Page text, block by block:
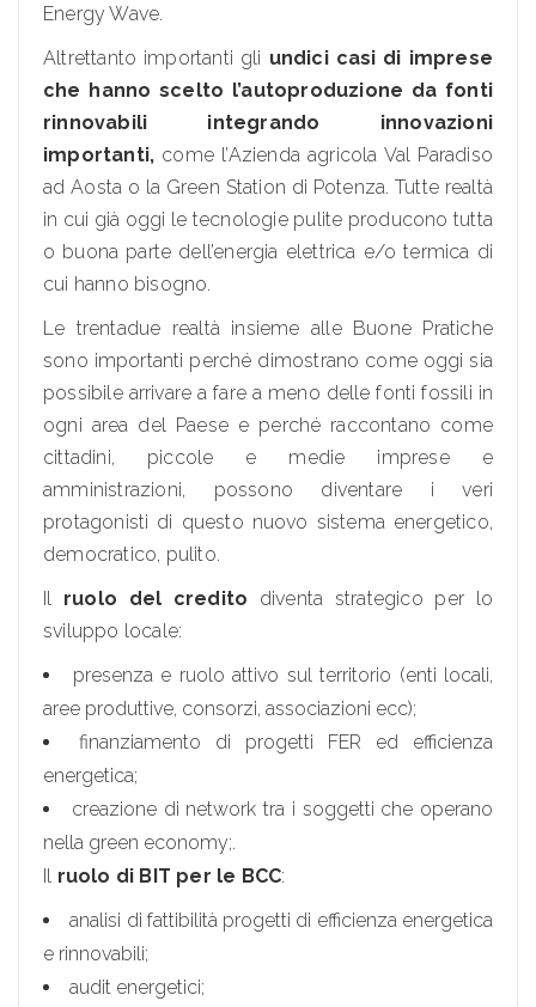
Energy Wave.
Altrettanto importanti gli undici casi di imprese
che hanno scelto l’autoproduzione da fonti
rinnovabili integrando innovazioni
importanti, come l’Azienda agricola Val Paradiso
ad Aosta o la Green Station di Potenza. Tutte realtà
in cui già oggi le tecnologie pulite producono tutta
o buona parte dell’energia elettrica e/o termica di
cui hanno bisogno.
Le trentadue realtà insieme alle Buone Pratiche
sono importanti perché dimostrano come oggi sia
possibile arrivare a fare a meno delle fonti fossili in
ogni area del Paese e perché raccontano come
cittadini, piccole e medie imprese e
amministrazioni, possono diventare i veri
protagonisti di questo nuovo sistema energetico,
democratico, pulito.
Il ruolo del credito diventa strategico per lo
sviluppo locale:
presenza e ruolo attivo sul territorio (enti locali,
aree produttive, consorzi, associazioni ecc);
finanziamento di progetti FER ed efficienza
energetica;
creazione di network tra i soggetti che operano
nella green economy;.
Il ruolo di BIT per le BCC:
analisi di fattibilità progetti di efficienza energetica
e rinnovabili;
audit energetici;